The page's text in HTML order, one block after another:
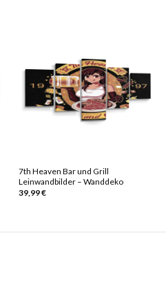
7th Heaven Bar und Grill
Leinwandbilder – Wanddeko
39,99€